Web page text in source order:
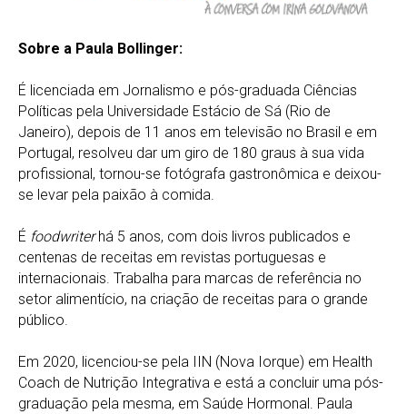
Sobre a Paula Bollinger:
É licenciada em Jornalismo e pós-graduada Ciências
Políticas pela Universidade Estácio de Sá (Rio de
Janeiro), depois de 11 anos em televisão no Brasil e em
Portugal, resolveu dar um giro de 180 graus à sua vida
profissional, tornou-se fotógrafa gastronômica e deixou-
se levar pela paixão à comida.
É foodwriterhá 5 anos, com dois livros publicados e
centenas de receitas em revistas portuguesas e
internacionais. Trabalha para marcas de referência no
setor alimentício, na criação de receitas para o grande
público.
Em 2020, licenciou-se pela IIN (Nova Iorque) em Health
Coach de Nutrição Integrativa e está a concluir uma pós-
graduação pela mesma, em Saúde Hormonal. Paula